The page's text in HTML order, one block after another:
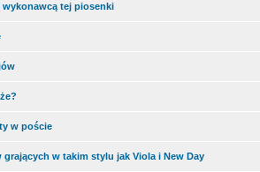
tej piosenki
w poście
grających w takim stylu jak Viola i New Day